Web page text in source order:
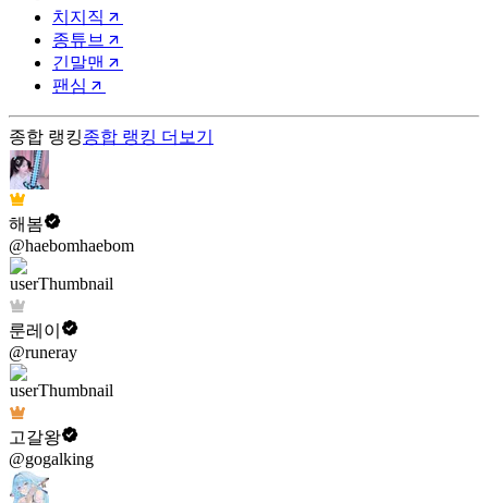
치지직
종튜브
긴말맨
팬심
종합 랭킹종합 랭킹 더보기
해봄
@haebomhaebom
룬레이
@runeray
고갈왕
@gogalking